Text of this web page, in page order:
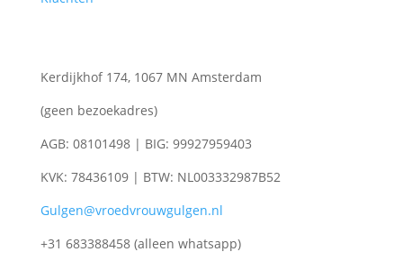
Kerdijkhof 174, 1067 MN Amsterdam
(geen bezoekadres)
AGB: 08101498 | BIG: 99927959403
KVK: 78436109 | BTW: NL003332987B52
Gulgen@vroedvrouwgulgen.nl
+31 683388458 (alleen whatsapp)